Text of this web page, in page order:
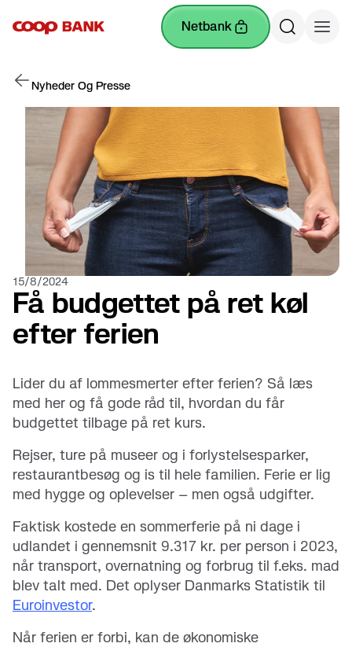
netbank
Nyheder Og Presse
15/8/2024
Få budgettet på ret køl
efter ferien
Lider du af lommesmerter efter ferien? Så læs
med her og få gode råd til, hvordan du får
budgettet tilbage på ret kurs.
Rejser, ture på museer og i forlystelsesparker,
restaurantbesøg og is til hele familien. Ferie er lig
med hygge og oplevelser – men også udgifter.
Faktisk kostede en sommerferie på ni dage i
udlandet i gennemsnit 9.317 kr. per person i 2023,
når transport, overnatning og forbrug til f.eks. mad
blev talt med. Det oplyser Danmarks Statistik til
Euroinvestor.
Når ferien er forbi, kan de økonomiske